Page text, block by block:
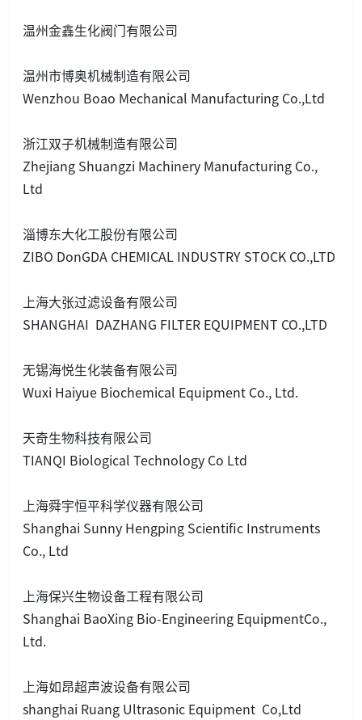
温州金鑫生化阀门有限公司
温州市博奥机械制造有限公司
Wenzhou Boao Mechanical Manufacturing Co.,Ltd
浙江双子机械制造有限公司
Zhejiang Shuangzi Machinery Manufacturing Co.,
Ltd
淄博东大化工股份有限公司
ZIBO DonGDA CHEMICAL INDUSTRY STOCK CO.,LTD
上海大张过滤设备有限公司
SHANGHAI DAZHANG FILTER EQUIPMENT CO.,LTD
无锡海悦生化装备有限公司
Wuxi Haiyue Biochemical Equipment Co., Ltd.
天奇生物科技有限公司
TIANQI Biological Technology Co Ltd
上海舜宇恒平科学仪器有限公司
Shanghai Sunny Hengping Scientific Instruments
Co., Ltd
上海保兴生物设备工程有限公司
Shanghai BaoXing Bio-Engineering EquipmentCo.,
Ltd.
上海如昂超声波设备有限公司
shanghai Ruang Ultrasonic Equipment Co,Ltd